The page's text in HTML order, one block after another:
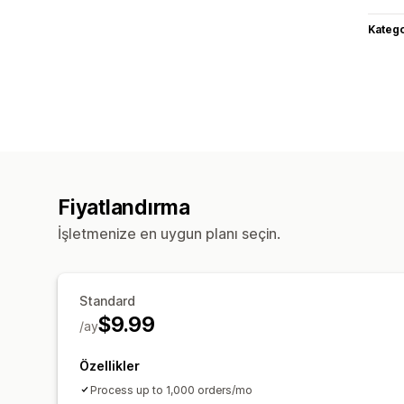
Fiyatlandırma
İşletmenize en uygun planı seçin.
Standard
$9.99
/ay
Özellikler
Process up to 1,000 orders/mo